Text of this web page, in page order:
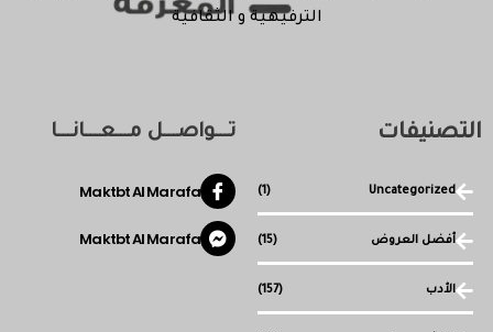
الترفيهية و الثقافية
التصنيفات
Uncategorized
(1)
أفضل العروض (15)
الأدب (157)
تـــواصـــل مـــعـــانـــا
Maktbt Al Marafa
Maktbt Al Marafa